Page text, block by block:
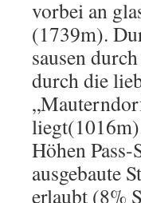
vorbei an
(1739m).
sausen
durch die
Höhen
ausgebaute
erlaubt (8%